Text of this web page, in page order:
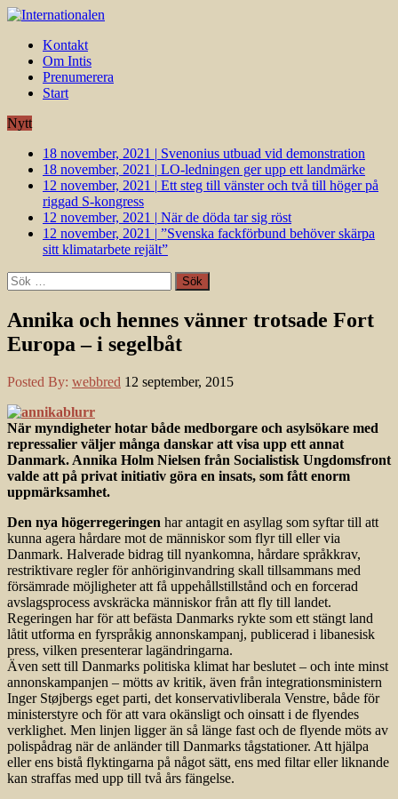
Kontakt
Om Intis
Prenumerera
Start
Nytt
18 november, 2021 | Svenonius utbuad vid demonstration
18 november, 2021 | LO-ledningen ger upp ett landmärke
12 november, 2021 | Ett steg till vänster och två till höger på
riggad S-kongress
12 november, 2021 | När de döda tar sig röst
12 november, 2021 | ”Svenska fackförbund behöver skärpa
sitt klimatarbete rejält”
Sök
efter:
Annika och hennes vänner trotsade Fort
Europa – i segelbåt
Posted By: webbred 12 september, 2015
När myndigheter hotar både medborgare och asylsökare med
repressalier väljer många danskar att visa upp ett annat
Danmark. Annika Holm Nielsen från Socialistisk Ungdomsfront
valde att på privat initiativ göra en insats, som fått enorm
uppmärksamhet.
Den nya högerregeringen har antagit en asyllag som syftar till att
kunna agera hårdare mot de människor som flyr till eller via
Danmark. Halverade bidrag till nyankomna, hårdare språkkrav,
restriktivare regler för anhöriginvandring skall tillsammans med
försämrade möjligheter att få uppehållstillstånd och en forcerad
avslagsprocess avskräcka människor från att fly till landet.
Regeringen har för att befästa Danmarks rykte som ett stängt land
låtit utforma en fyrspråkig annonskampanj, publicerad i libanesisk
press, vilken presenterar lagändringarna.
Även sett till Danmarks politiska klimat har beslutet – och inte minst
annons­kampanjen – mötts av kritik, även från integrationsministern
Inger Støjbergs eget parti, det konservativ­liberala Venstre, både för
ministerstyre och för att vara okänsligt och oinsatt i de flyendes
verklighet. Men linjen ligger än så länge fast och de flyende möts av
polispådrag när de anländer till Danmarks tågstationer. Att hjälpa
eller ens bistå flyktingarna på något sätt, ens med filtar eller liknande
kan straffas med upp till två års fängelse.